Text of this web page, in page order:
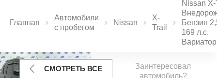
Главная
Автомобили
с пробегом
Nissan
X-
Trail
Nissan
Бензин
169 л.с.
Вариатор
СМОТРЕТЬ ВСЕ
Заинтересовал
автомобиль?